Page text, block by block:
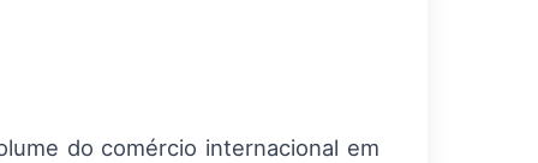
do comércio internacional em